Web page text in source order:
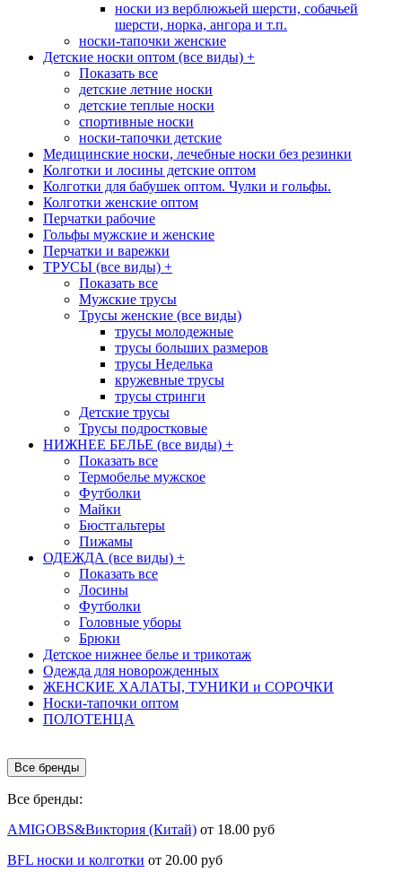
носки из верблюжьей шерсти, собачьей
шерсти, норка, ангора и т.п.
носки-тапочки женские
Детские носки оптом (все виды) +
Показать все
детские летние носки
детские теплые носки
спортивные носки
носки-тапочки детские
Медицинские носки, лечебные носки без резинки
Колготки и лосины детские оптом
Колготки для бабушек оптом. Чулки и гольфы.
Колготки женские оптом
Перчатки рабочие
Гольфы мужские и женские
Перчатки и варежки
ТРУСЫ (все виды) +
Показать все
Мужские трусы
Трусы женские (все виды)
трусы молодежные
трусы больших размеров
трусы Неделька
кружевные трусы
трусы стринги
Детские трусы
Трусы подростковые
НИЖНЕЕ БЕЛЬЕ (все виды) +
Показать все
Термобелье мужское
Футболки
Майки
Бюстгальтеры
Пижамы
ОДЕЖДА (все виды) +
Показать все
Лосины
Футболки
Головные уборы
Брюки
Детское нижнее белье и трикотаж
Одежда для новорожденных
ЖЕНСКИЕ ХАЛАТЫ, ТУНИКИ и СОРОЧКИ
Носки-тапочки оптом
ПОЛОТЕНЦА
Все бренды
Все бренды:
AMIGOBS&Виктория (Китай) от 18.00 руб
BFL носки и колготки от 20.00 руб